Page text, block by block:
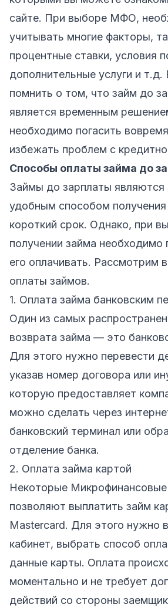
сайте. При выборе МФО,
учитывать многие факторы,
процентные ставки, условия
дополнительные услуги и
помнить о том, что займ до
является временным
необходимо погасить
избежать проблем с
Способы оплаты займа до
Займы до зарплаты
удобным способом получения
короткий срок. Однако, при
получении займа необходимо
его оплачивать. Рассмотрим
оплаты займов.
1. Оплата займа банковским
Один из самых
возврата займа — это
Для этого нужно перевести
указав номер договора или
которую предоставляет
можно сделать через
банковский терминал или
отделение банка.
2. Оплата займа картой
Некоторые Микрофинансовые
позволяют выплатить займ
Mastercard. Для этого нужно
кабинет, выбрать способ
данные карты. Оплата
моментально и не требует
действий со стороны